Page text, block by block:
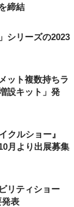
締結
シリーズの2023
ット複数持ちラ
設キット」発
イクルショー』
月より出展募集
リティショー
発表